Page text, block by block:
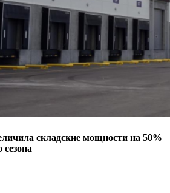
складские мощности на 50%
сезона